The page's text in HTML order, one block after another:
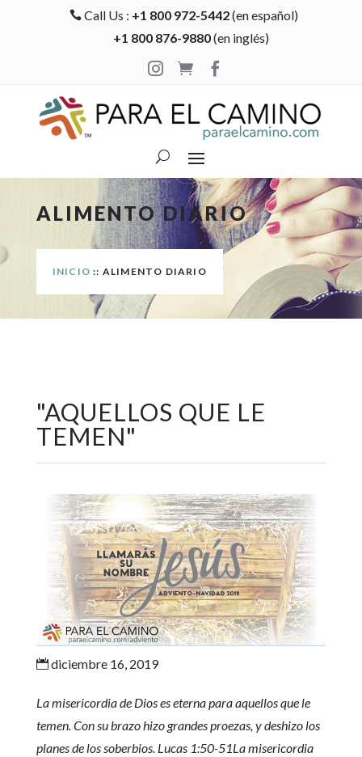
 Call Us : +1 800 972-5442(en español)
+1 800 876-9880(en inglés)

 
ALIMENTO DIARIO
INICIO :: ALIMENTO DIARIO
"AQUELLOS QUE LE
TEMEN"
diciembre 16, 2019
La misericordia de Dios es eterna para aquellos que le
temen. Con su brazo hizo grandes proezas, y deshizo los
planes de los soberbios. Lucas 1:50-51La misericordia